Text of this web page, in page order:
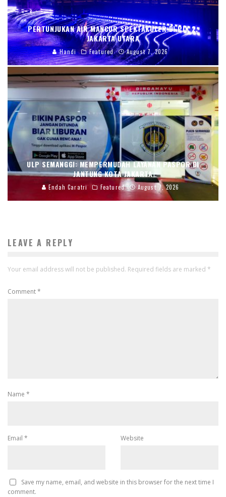
PERTUNJUKAN AIR MANCUR SPEKTAKULER DI PIK 2,
JAKARTA UTARA
Handi Featured August 7, 2026
ULP SEMANGGI: MEMPERMUDAH LAYANAN PASPOR DI
JANTUNG KOTA JAKARTA
Endah Caratri Featured August 7, 2026
LEAVE A REPLY
Your email address will not be published. Required fields are marked *
Comment*
Name *
Email * Website
Save my name, email, and website in this browser for the next time I
comment.